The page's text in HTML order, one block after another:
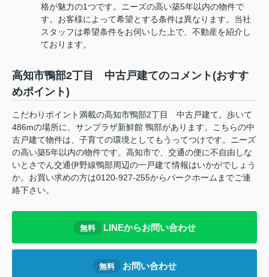
格が魅力の1つです。ニーズの高い築5年以内の物件で
す。お客様によって希望とする条件は異なります。当社
スタッフは希望条件をお伺いした上で、不動産を紹介し
ております。
高知市鴨部2丁目 中古戸建てのコメント(おすす
めポイント)
こだわりポイント満載の高知市鴨部2丁目 中古戸建て。歩いて
486mの場所に、サンプラザ新鮮館 鴨部があります。こちらの中
古戸建て物件は、子育ての環境としてもうってつけです。ニーズ
の高い築5年以内の物件です。高知市で、交通の便に不自由しな
いとさでん交通伊野線鴨部周辺の一戸建て情報はいかがでしょう
か。お買い求めの方は0120-927-255からパークホームまでご連
絡下さい。
無料 LINEからお問い合わせ
無料 お問い合わせ